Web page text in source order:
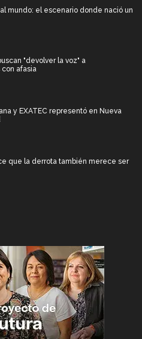
mundo: el escenario donde nació un
"devolver la voz" a
afasia
y EXATEC representó en Nueva
que la derrota también merece ser